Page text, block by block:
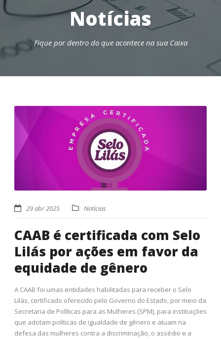
Notícias
Fique por dentro do que acontece na sua Caixa
29 abr 2025 Notícias
CAAB é certificada com Selo
Lilás por ações em favor da
equidade de gênero
A CAAB foi umas entidades habilitadas para receber o Selo
Lilás, certificado oferecido pelo Governo do Estado, por meio da
Secretaria de Políticas para as Mulheres (SPM), para instituições
que adotam políticas de igualdade de gênero e atuam na
defesa das mulheres contra a discriminação, o assédio e a